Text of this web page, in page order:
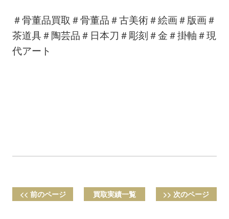
＃骨董品買取＃骨董品＃古美術＃絵画＃版画＃
茶道具＃陶芸品＃日本刀＃彫刻＃金＃掛軸＃現
代アート
<< 前のページ 買取実績一覧 >> 次のページ